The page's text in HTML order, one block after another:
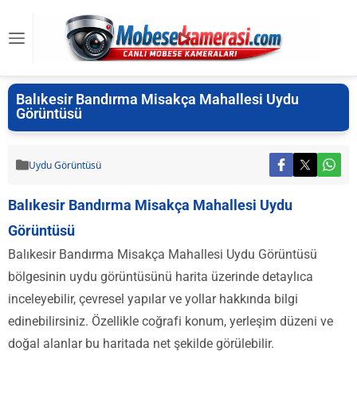
Balıkesir Bandırma Misakça Mahallesi Uydu
Görüntüsü
Uydu Görüntüsü
Balıkesir Bandırma Misakça Mahallesi Uydu
Görüntüsü
Balıkesir Bandırma Misakça Mahallesi Uydu Görüntüsü
bölgesinin uydu görüntüsünü harita üzerinde detaylıca
inceleyebilir, çevresel yapılar ve yollar hakkında bilgi
edinebilirsiniz. Özellikle coğrafi konum, yerleşim düzeni ve
doğal alanlar bu haritada net şekilde görülebilir.